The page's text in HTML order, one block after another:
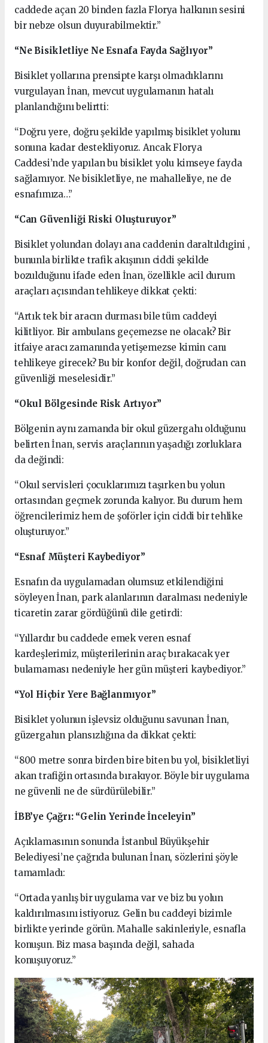
caddede açan 20 binden fazla Florya halkının sesini
bir nebze olsun duyurabilmektir.”
“Ne Bisikletliye Ne Esnafa Fayda Sağlıyor”
Bisiklet yollarına prensipte karşı olmadıklarını
vurgulayan İnan, mevcut uygulamanın hatalı
planlandığını belirtti:
“Doğru yere, doğru şekilde yapılmış bisiklet yolunu
sonuna kadar destekliyoruz. Ancak Florya
Caddesi’nde yapılan bu bisiklet yolu kimseye fayda
sağlamıyor. Ne bisikletliye, ne mahalleliye, ne de
esnafımıza…”
“Can Güvenliği Riski Oluşturuyor”
Bisiklet yolundan dolayı ana caddenin daraltıldıgini ,
bununla birlikte trafik akışının ciddi şekilde
bozulduğunu ifade eden İnan, özellikle acil durum
araçları açısından tehlikeye dikkat çekti:
“Artık tek bir aracın durması bile tüm caddeyi
kilitliyor. Bir ambulans geçemezse ne olacak? Bir
itfaiye aracı zamanında yetişemezse kimin canı
tehlikeye girecek? Bu bir konfor değil, doğrudan can
güvenliği meselesidir.”
“Okul Bölgesinde Risk Artıyor”
Bölgenin aynı zamanda bir okul güzergahı olduğunu
belirten İnan, servis araçlarının yaşadığı zorluklara
da değindi:
“Okul servisleri çocuklarımızı taşırken bu yolun
ortasından geçmek zorunda kalıyor. Bu durum hem
öğrencilerimiz hem de şoförler için ciddi bir tehlike
oluşturuyor.”
“Esnaf Müşteri Kaybediyor”
Esnafın da uygulamadan olumsuz etkilendiğini
söyleyen İnan, park alanlarının daralması nedeniyle
ticaretin zarar gördüğünü dile getirdi:
“Yıllardır bu caddede emek veren esnaf
kardeşlerimiz, müşterilerinin araç bırakacak yer
bulamaması nedeniyle her gün müşteri kaybediyor.”
“Yol Hiçbir Yere Bağlanmıyor”
Bisiklet yolunun işlevsiz olduğunu savunan İnan,
güzergahın plansızlığına da dikkat çekti:
“800 metre sonra birden bire biten bu yol, bisikletliyi
akan trafiğin ortasında bırakıyor. Böyle bir uygulama
ne güvenli ne de sürdürülebilir.”
İBB’ye Çağrı: “Gelin Yerinde İnceleyin”
Açıklamasının sonunda İstanbul Büyükşehir
Belediyesi’ne çağrıda bulunan İnan, sözlerini şöyle
tamamladı:
“Ortada yanlış bir uygulama var ve biz bu yolun
kaldırılmasını istiyoruz. Gelin bu caddeyi bizimle
birlikte yerinde görün. Mahalle sakinleriyle, esnafla
konuşun. Biz masa başında değil, sahada
konuşuyoruz.”